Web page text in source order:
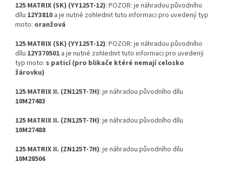
125 MATRIX (SK) (YY125T-12): POZOR: je náhradou původního
dílu 12Y3810 a je nutné zohlednit tuto informaci pro uvedený typ
moto: oranžová
125 MATRIX (SK) (YY125T-12): POZOR: je náhradou původního
dílu 12Y370501 a je nutné zohlednit tuto informaci pro uvedený
typ moto: s paticí (pro blikače ktéré nemají celosko
žárovku)
125 MATRIX II. (ZN125T-7H): je náhradou původního dílu
10M27483
125 MATRIX II. (ZN125T-7H): je náhradou původního dílu
10M27488
125 MATRIX II. (ZN125T-7H): je náhradou původního dílu
10M28506